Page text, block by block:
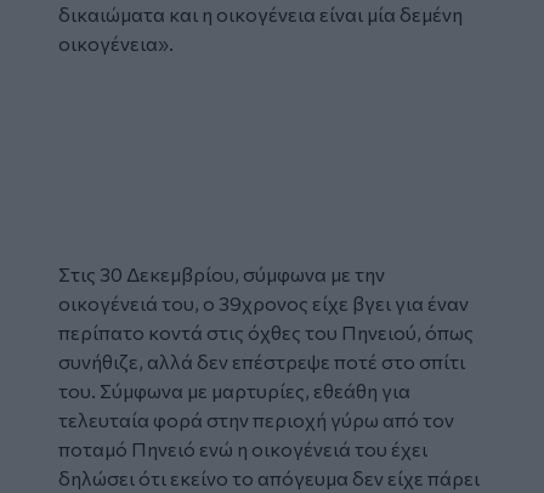
δικαιώματα και η οικογένεια είναι μία δεμένη
οικογένεια».
Στις 30 Δεκεμβρίου, σύμφωνα με την
οικογένειά του, ο 39χρονος είχε βγει για έναν
περίπατο κοντά στις όχθες του Πηνειού, όπως
συνήθιζε, αλλά δεν επέστρεψε ποτέ στο σπίτι
του. Σύμφωνα με μαρτυρίες, εθεάθη για
τελευταία φορά στην περιοχή γύρω από τον
ποταμό Πηνειό ενώ η οικογένειά του έχει
δηλώσει ότι εκείνο το απόγευμα δεν είχε πάρει